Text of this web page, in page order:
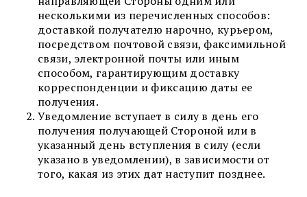
несколькими из перечисленных способов:
доставкой получателю нарочно, курьером,
посредством почтовой связи, факсимильной
связи, электронной почты или иным
способом, гарантирующим доставку
корреспонденции и фиксацию даты ее
получения.
Уведомление вступает в силу в день его
получения получающей Стороной или в
указанный день вступления в силу (если
указано в уведомлении), в зависимости от
того, какая из этих дат наступит позднее.